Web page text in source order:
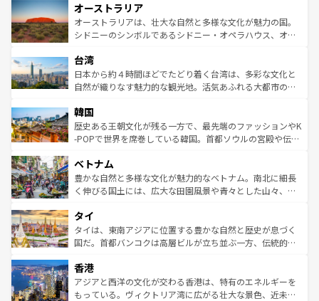
部のニューオーリンズでは、音楽と美食が融合した独特の
文化が魅力。旅行者はアメリカの各地域で異なる魅力を楽
しみながら、その多様性と豊かな歴史を感じることができ
ならではの贅沢な旅のスタイルだ。 なお、新着のアメリカ
情報はコンテンツ一覧を参照してほしい。
ワイ島は見逃せない。また、定番の観光地といえばオアフ
島だが、静かな自然を求めるならマウイ島やカウアイ島が
おすすめ。エメラルドグリーンに輝く海をはじめ、豊かな
れるおもてなしの心で訪れる人々を迎えてくれるハワイの
人々、おいしいローカルフードやハワイアンミュージッ
ク、伝統的なフラダンスなど、すべてがハワイの魅力を彩
ワイを、存分に味わってほしい。 なお、新着のハワイ情報
はコンテンツ一覧を参照してほしい。
オーストラリア
オーストラリアは、壮大な自然と多様な文化が魅力の国。
シドニーのシンボルであるシドニー・オペラハウス、オー
リアリーフや大陸中央部にそびえるウルル（エアーズロッ
ク）、タスマニアの美しい原生林やケアンズの熱帯雨林な
ど、見どころがたくさん。また、カフェやワイン、オージ
いる。アクティビティも充実しており、サーフィンやダイ
ビング、ハイキングなど、アウトドア好きにはたまらな
い。オーストラリアの多彩な魅力を存分に味わいつくそ
参照してほしい。
台湾
日本から約４時間ほどでたどり着く台湾は、多彩な文化と
自然が織りなす魅力的な観光地。活気あふれる大都市の台
ン）、静ひつな山岳地帯である台湾東部など、都市の喧騒
と山間の静けさが共存しており、訪れる人に新しい発見と
驚きをもたらしてくれる。また、奥深い台湾の食文化も魅
容にもいいと評判のスイーツなど、バラエティ豊かな料理
が味わえる。 なお、新着の台湾情報は コンテンツ一覧を参
照してほしい。
韓国
歴史ある王朝文化が残る一方で、最先端のファッションやK
-POPで世界を席巻している韓国。首都ソウルの宮殿や伝統
き、地方に足を延ばせば四季折々の自然美を楽しむことが
できる。そして、キムチや焼肉、絶品のストリートフード
まで、さまざまな韓国料理が待っている。夜には、韓国な
リティに包まれながら、韓国の多彩な魅力を心ゆくまで味
わってみてほしい。 なお、新着の韓国情報はコンテンツ一
覧を参照してほしい。
ベトナム
豊かな自然と多様な文化が魅力的なベトナム。南北に細長
く伸びる国土には、広大な田園風景や青々とした山々、世
急速な発展と共に伝統が息づく。ハノイの古い町並みやホ
ーチミン市のフランス統治時代の建物も、独特の雰囲気を
醸し出している。また、バラエティの豊かさとおいしさで
とつ。フォーやバインミー、ベトナムコーヒーなどは、ぜ
ひ現地で味わいたい。どの地域を訪れてもあたたかい人々
が旅行者を迎えてくれるので、きっと忘れられない旅にな
タイ
タイは、東南アジアに位置する豊かな自然と歴史が息づく
国だ。首都バンコクは高層ビルが立ち並ぶ一方、伝統的な
の活気が交差している。北部ではチェンマイなどの山岳地
帯で自然と触れ合い、南部ではプーケットやクラビの美し
いビーチでリゾート気分を楽しむことができる。タイ料理
香港
アジアと西洋の文化が交わる香港は、特有のエネルギーを
もっている。ヴィクトリア湾に広がる壮大な景色、近未来